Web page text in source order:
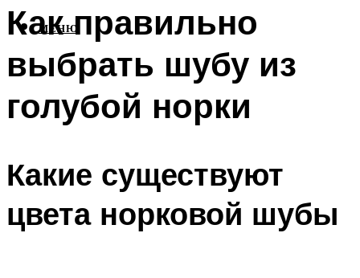
МЕНЮ
Как правильно
выбрать шубу из
голубой норки
Какие существуют
цвета норковой шубы